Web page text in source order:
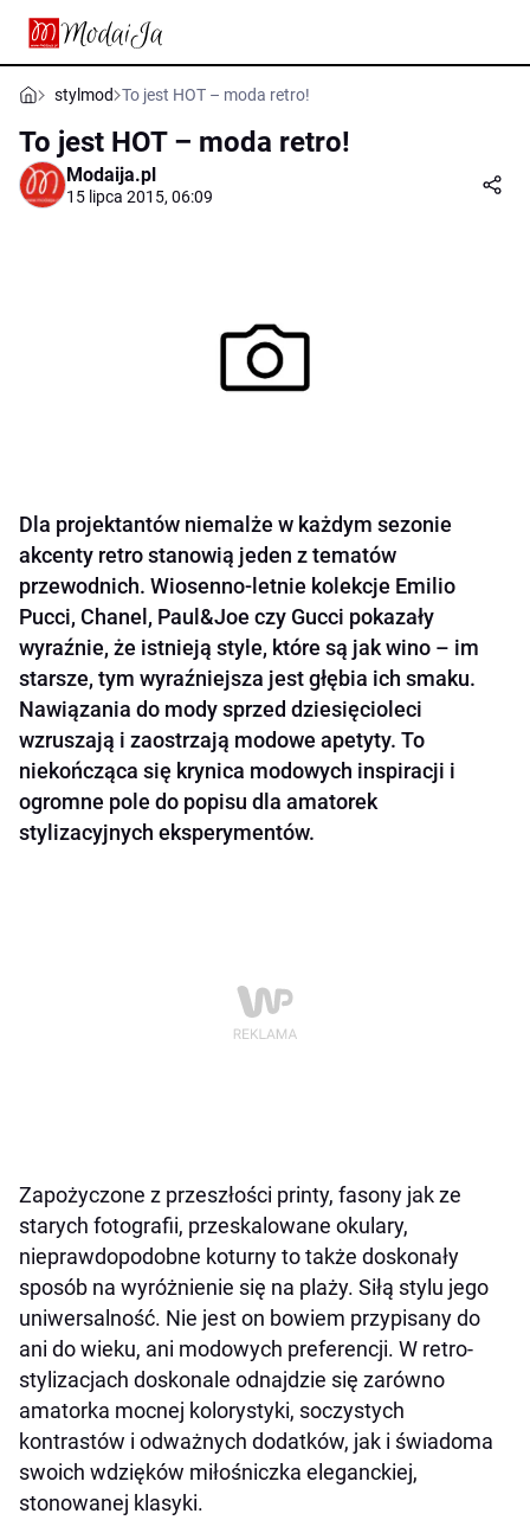
stylmod To jest HOT – moda retro!
To jest HOT – moda retro!
Modaija.pl
15 lipca 2015, 06:09
Dla projektantów niemalże w każdym sezonie
akcenty retro stanowią jeden z tematów
przewodnich. Wiosenno-letnie kolekcje Emilio
Pucci, Chanel, Paul&Joe czy Gucci pokazały
wyraźnie, że istnieją style, które są jak wino – im
starsze, tym wyraźniejsza jest głębia ich smaku.
Nawiązania do mody sprzed dziesięcioleci
wzruszają i zaostrzają modowe apetyty. To
niekończąca się krynica modowych inspiracji i
ogromne pole do popisu dla amatorek
stylizacyjnych eksperymentów.
Zapożyczone z przeszłości printy, fasony jak ze
starych fotografii, przeskalowane okulary,
nieprawdopodobne koturny to także doskonały
sposób na wyróżnienie się na plaży. Siłą stylu jego
uniwersalność. Nie jest on bowiem przypisany do
ani do wieku, ani modowych preferencji. W retro-
stylizacjach doskonale odnajdzie się zarówno
amatorka mocnej kolorystyki, soczystych
kontrastów i odważnych dodatków, jak i świadoma
swoich wdzięków miłośniczka eleganckiej,
stonowanej klasyki.